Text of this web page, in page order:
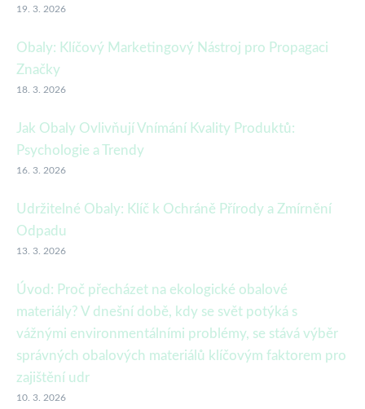
19. 3. 2026
Obaly: Klíčový Marketingový Nástroj pro Propagaci
Značky
18. 3. 2026
Jak Obaly Ovlivňují Vnímání Kvality Produktů:
Psychologie a Trendy
16. 3. 2026
Udržitelné Obaly: Klíč k Ochráně Přírody a Zmírnění
Odpadu
13. 3. 2026
Úvod: Proč přecházet na ekologické obalové
materiály? V dnešní době, kdy se svět potýká s
vážnými environmentálními problémy, se stává výběr
správných obalových materiálů klíčovým faktorem pro
zajištění udr
10. 3. 2026